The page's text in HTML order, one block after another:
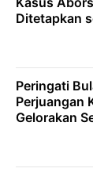
Ditetapkan
Peringati
Perjuangan
Gelorakan